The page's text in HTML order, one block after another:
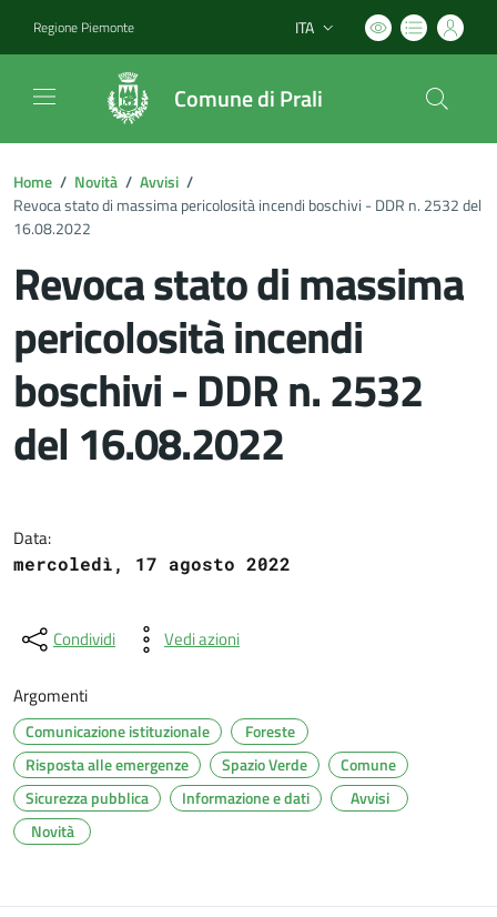
Regione Piemonte Lingua attiva:
ITA
Comune di Prali
Home / Novità / Avvisi /
Revoca stato di massima pericolosità incendi boschivi - DDR n. 2532 del
16.08.2022
Revoca stato di massima
pericolosità incendi
boschivi - DDR n. 2532
del 16.08.2022
Data:
mercoledì, 17 agosto 2022
Condividi Vedi azioni
Argomenti
Comunicazione istituzionale
Foreste
Risposta alle emergenze
Spazio Verde
Comune
Sicurezza pubblica
Informazione e dati
Avvisi
Novità